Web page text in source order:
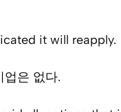
it will reapply.
은 없다.